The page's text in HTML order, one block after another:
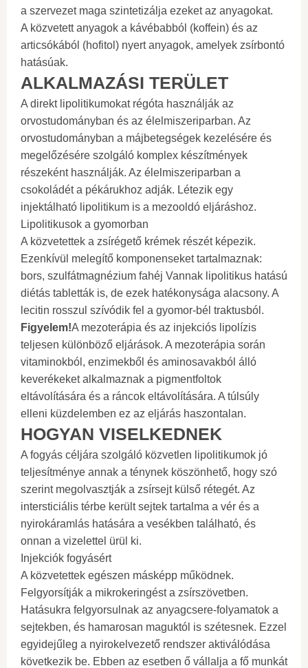
a szervezet maga szintetizálja ezeket az anyagokat.
A közvetett anyagok a kávébabból (koffein) és az
articsókából (hofitol) nyert anyagok, amelyek zsírbontó
hatásúak.
ALKALMAZÁSI TERÜLET
A direkt lipolitikumokat régóta használják az
orvostudományban és az élelmiszeriparban. Az
orvostudományban a májbetegségek kezelésére és
megelőzésére szolgáló komplex készítmények
részeként használják. Az élelmiszeriparban a
csokoládét a pékárukhoz adják. Létezik egy
injektálható lipolitikum is a mezooldó eljáráshoz.
Lipolitikusok a gyomorban
A közvetettek a zsírégető krémek részét képezik.
Ezenkívül melegítő komponenseket tartalmaznak:
bors, szulfátmagnézium fahéj Vannak lipolitikus hatású
diétás tabletták is, de ezek hatékonysága alacsony. A
lecitin rosszul szívódik fel a gyomor-bél traktusból.
Figyelem!A mezoterápia és az injekciós lipolízis
teljesen különböző eljárások. A mezoterápia során
vitaminokból, enzimekből és aminosavakból álló
keverékeket alkalmaznak a pigmentfoltok
eltávolítására és a ráncok eltávolítására. A túlsúly
elleni küzdelemben ez az eljárás haszontalan.
HOGYAN VISELKEDNEK
A fogyás céljára szolgáló közvetlen lipolitikumok jó
teljesítménye annak a ténynek köszönhető, hogy szó
szerint megolvasztják a zsírsejt külső rétegét. Az
intersticiális térbe került sejtek tartalma a vér és a
nyirokáramlás hatására a vesékben található, és
onnan a vizelettel ürül ki.
Injekciók fogyásért
A közvetettek egészen másképp működnek.
Felgyorsítják a mikrokeringést a zsírszövetben.
Hatásukra felgyorsulnak az anyagcsere-folyamatok a
sejtekben, és hamarosan maguktól is szétesnek. Ezzel
egyidejűleg a nyirokelvezető rendszer aktiválódása
következik be. Ebben az esetben ő vállalja a fő munkát